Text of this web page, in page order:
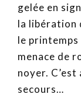
gelée en
la libération
le printemps
menace de
noyer.
secours…